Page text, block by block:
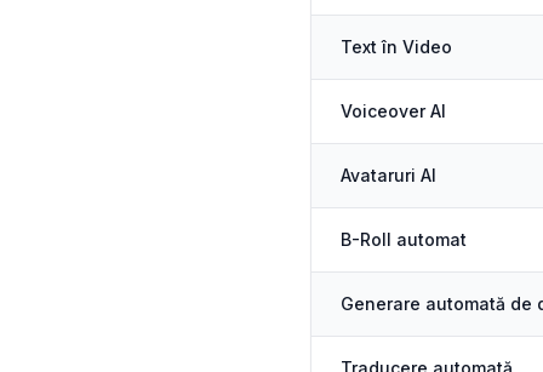
Text în Video
Voiceover AI
Avataruri AI
B-Roll automat
Generare automată de
Traducere automată